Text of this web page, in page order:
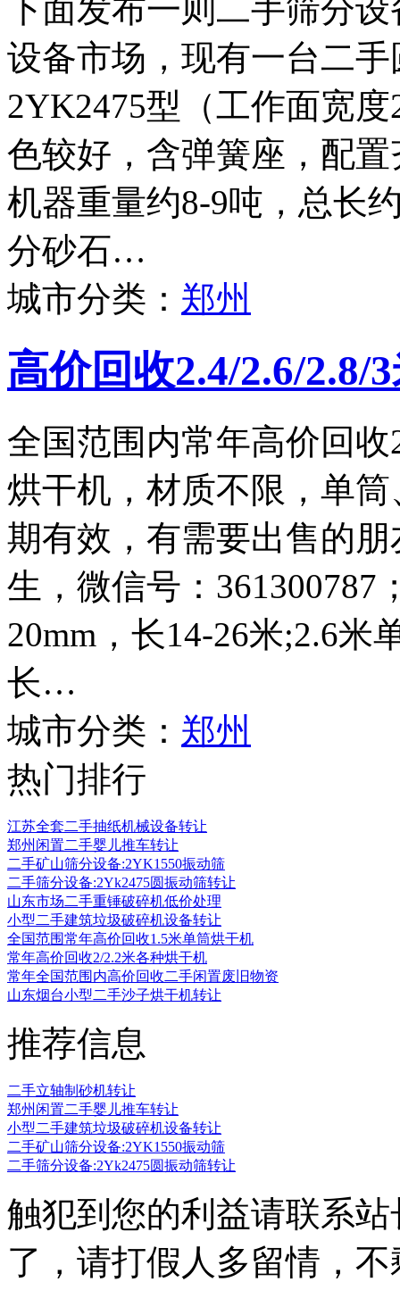
下面发布一则二手筛分
设备市场，现有一台二
2YK2475型（工作面宽
色较好，含弹簧座，配
机器重量约8-9吨，总长
分砂石…
城市分类： 郑州
高价回收2.4/2.6/2.8/
全国范围内常年高价回收
烘干机，材质不限，单
期有效，有需要出售的朋
生，微信号：361300787
20mm，长14-26米;2.6米
长…
城市分类： 郑州
热门排行
江苏全套二手抽纸机械设备转让
郑州闲置二手婴儿推车转让
二手矿山筛分设备:2YK1550振动筛
二手筛分设备:2Yk2475圆振动筛转让
山东市场二手重锤破碎机低价处理
小型二手建筑垃圾破碎机设备转让
全国范围常年高价回收1.5米单筒烘干机
常年高价回收2/2.2米各种烘干机
常年全国范围内高价回收二手闲置废旧物资
山东烟台小型二手沙子烘干机转让
推荐信息
二手立轴制砂机转让
郑州闲置二手婴儿推车转让
小型二手建筑垃圾破碎机设备转让
二手矿山筛分设备:2YK1550振动筛
二手筛分设备:2Yk2475圆振动筛转让
触犯到您的利益请联系
了，请打假人多留情，